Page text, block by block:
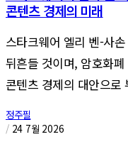
콘텐츠 경제의 미래
스타크웨어 엘리 벤-사
뒤흔들 것이며, 암호화
콘텐츠 경제의 대안으로
정주필
/ 24 7월 2026